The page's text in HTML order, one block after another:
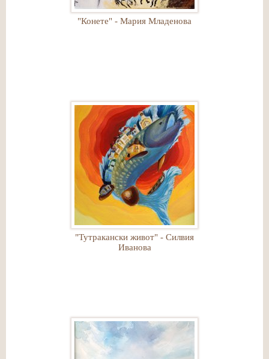
"Конете" - Мария Младенова
"Тутракански живот" - Силвия
Иванова